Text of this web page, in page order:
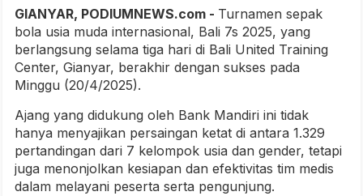
GIANYAR, PODIUMNEWS.com - Turnamen sepak
bola usia muda internasional, Bali 7s 2025, yang
berlangsung selama tiga hari di Bali United Training
Center, Gianyar, berakhir dengan sukses pada
Minggu (20/4/2025).
Ajang yang didukung oleh Bank Mandiri ini tidak
hanya menyajikan persaingan ketat di antara 1.329
pertandingan dari 7 kelompok usia dan gender, tetapi
juga menonjolkan kesiapan dan efektivitas tim medis
dalam melayani peserta serta pengunjung.